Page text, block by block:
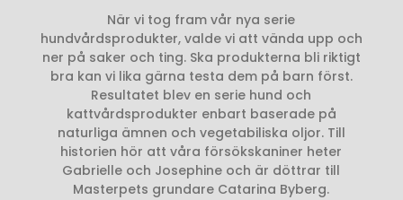
När vi tog fram vår nya serie
hundvårdsprodukter, valde vi att vända upp och
ner på saker och ting. Ska produkterna bli riktigt
bra kan vi lika gärna testa dem på barn först.
Resultatet blev en serie hund och
kattvårdsprodukter enbart baserade på
naturliga ämnen och vegetabiliska oljor. Till
historien hör att våra försökskaniner heter
Gabrielle och Josephine och är döttrar till
Masterpets grundare Catarina Byberg.